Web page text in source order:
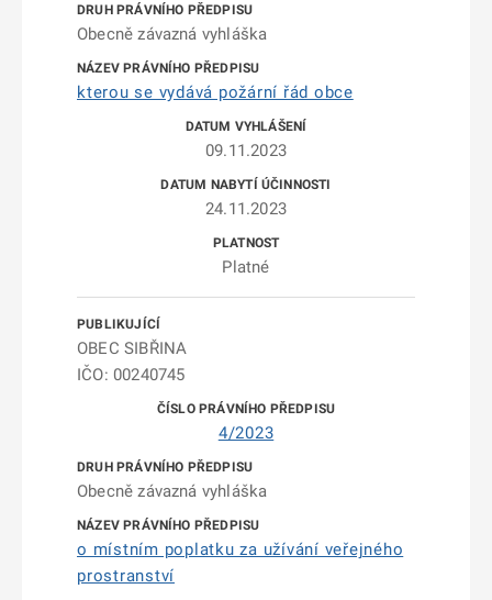
Obecně závazná vyhláška
kterou se vydává požární řád obce
09.11.2023
24.11.2023
Platné
OBEC SIBŘINA
IČO: 00240745
4/2023
Obecně závazná vyhláška
o místním poplatku za užívání veřejného
prostranství